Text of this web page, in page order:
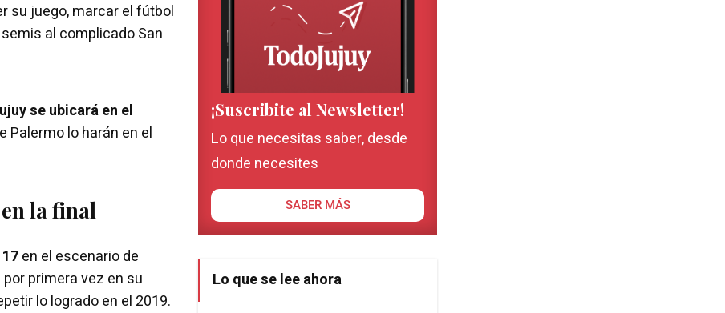
su juego, marcar el fútbol
al complicado San
se ubicará en el
lo harán en el
la final
en el escenario de
primera vez en su
lo logrado en el 2019.
¡Suscribite al Newsletter!
Lo que necesitas saber, desde
donde necesites
SABER MÁS
Lo que se lee ahora